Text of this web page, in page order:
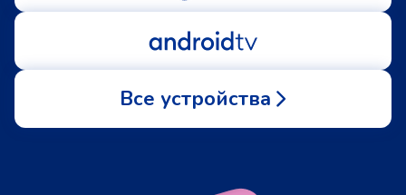
Все устройства